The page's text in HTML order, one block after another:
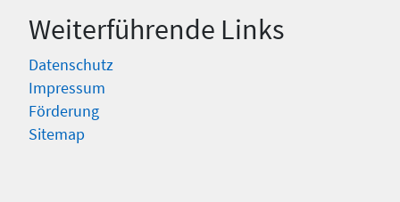
Weiterführende Links
Datenschutz
Impressum
Förderung
Sitemap